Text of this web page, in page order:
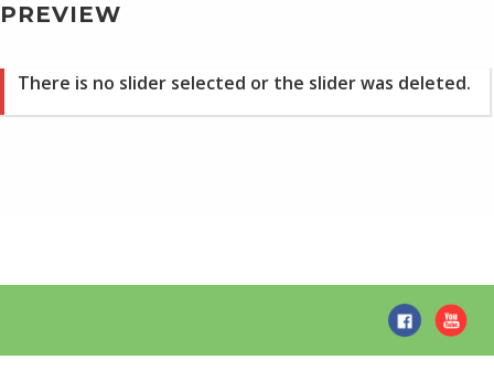
PREVIEW
There is no slider selected or the slider was deleted.
Area